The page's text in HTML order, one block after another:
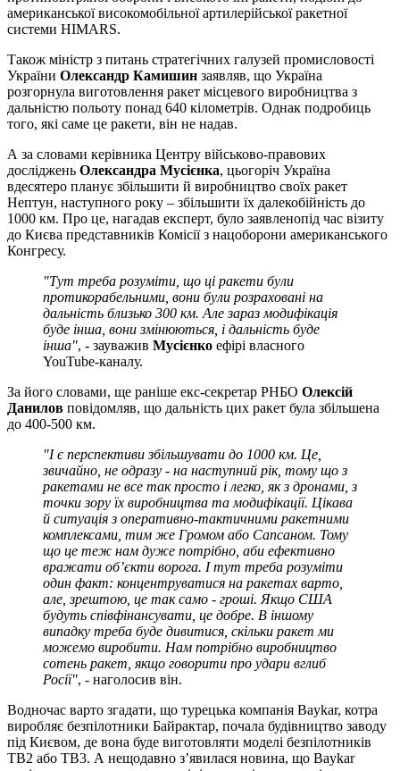
американської високомобільної артилерійської ракетної
системи HIMARS.
Також міністр з питань стратегічних галузей промисловості
України Олександр Камишин заявляв, що Україна
розгорнула виготовлення ракет місцевого виробництва з
дальністю польоту понад 640 кілометрів. Однак подробиць
того, які саме це ракети, він не надав.
А за словами керівника Центру військово-правових
досліджень Олександра Мусієнка, цьогоріч Україна
вдесятеро планує збільшити й виробництво своїх ракет
Нептун, наступного року – збільшити їх далекобійність до
1000 км. Про це, нагадав експерт, було заявленопід час візиту
до Києва представників Комісії з нацоборони американського
Конгресу.
"Тут треба розуміти, що ці ракети були
протикорабельними, вони були розраховані на
дальність близько 300 км. Але зараз модифікація
буде інша, вони змінюються, і дальність буде
інша", - зауважив Мусієнко ефірі власного
YouTube-каналу.
За його словами, ще раніше екс-секретар РНБО Олексій
Данилов повідомляв, що дальність цих ракет була збільшена
до 400-500 км.
"І є перспективи збільшувати до 1000 км. Це,
звичайно, не одразу - на наступний рік, тому що з
ракетами не все так просто і легко, як з дронами, з
точки зору їх виробництва та модифікації. Цікава
й ситуація з оперативно-тактичними ракетними
комплексами, тим же Громом або Сапсаном. Тому
що це теж нам дуже потрібно, аби ефективно
вражати об’єкти ворога. І тут треба розуміти
один факт: концентруватися на ракетах варто,
але, зрештою, це так само - гроші. Якщо США
будуть співфінансувати, це добре. В іншому
випадку треба буде дивитися, скільки ракет ми
можемо виробити. Нам потрібно виробництво
сотень ракет, якщо говорити про удари вглиб
Росії", - наголосив він.
Водночас варто згадати, що турецька компанія Baykar, котра
виробляє безпілотники Байрактар, почала будівництво заводу
під Києвом, де вона буде виготовляти моделі безпілотників
TB2 або TB3. А нещодавно з’явилася новина, що Baykar